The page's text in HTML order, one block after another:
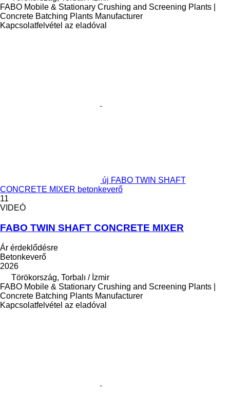
FABO Mobile & Stationary Crushing and Screening Plants |
Concrete Batching Plants Manufacturer
Kapcsolatfelvétel az eladóval
új FABO TWIN SHAFT
CONCRETE MIXER betonkeverő
11
VIDEÓ
FABO TWIN SHAFT CONCRETE MIXER
Ár érdeklődésre
Betonkeverő
2026
Törökország, Torbalı / İzmir
FABO Mobile & Stationary Crushing and Screening Plants |
Concrete Batching Plants Manufacturer
Kapcsolatfelvétel az eladóval